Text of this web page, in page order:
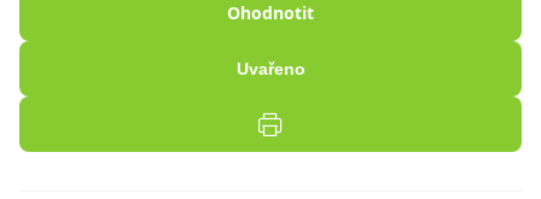
Ohodnotit
Uvařeno